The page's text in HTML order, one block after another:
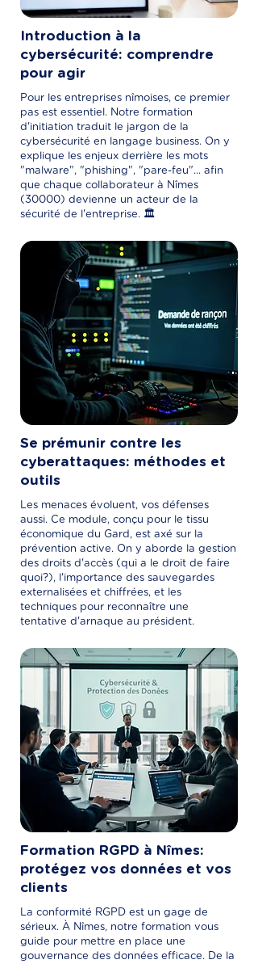
Introduction à la
cybersécurité: comprendre
pour agir
Pour les entreprises nîmoises, ce premier
pas est essentiel. Notre formation
d'initiation traduit le jargon de la
cybersécurité en langage business. On y
explique les enjeux derrière les mots
"malware", "phishing", "pare-feu"... afin
que chaque collaborateur à Nîmes
(30000) devienne un acteur de la
sécurité de l'entreprise. 🏛️
Se prémunir contre les
cyberattaques: méthodes et
outils
Les menaces évoluent, vos défenses
aussi. Ce module, conçu pour le tissu
économique du Gard, est axé sur la
prévention active. On y aborde la gestion
des droits d'accès (qui a le droit de faire
quoi?), l'importance des sauvegardes
externalisées et chiffrées, et les
techniques pour reconnaître une
tentative d'arnaque au président.
Formation RGPD à Nîmes:
protégez vos données et vos
clients
La conformité RGPD est un gage de
sérieux. À Nîmes, notre formation vous
guide pour mettre en place une
gouvernance des données efficace. De la